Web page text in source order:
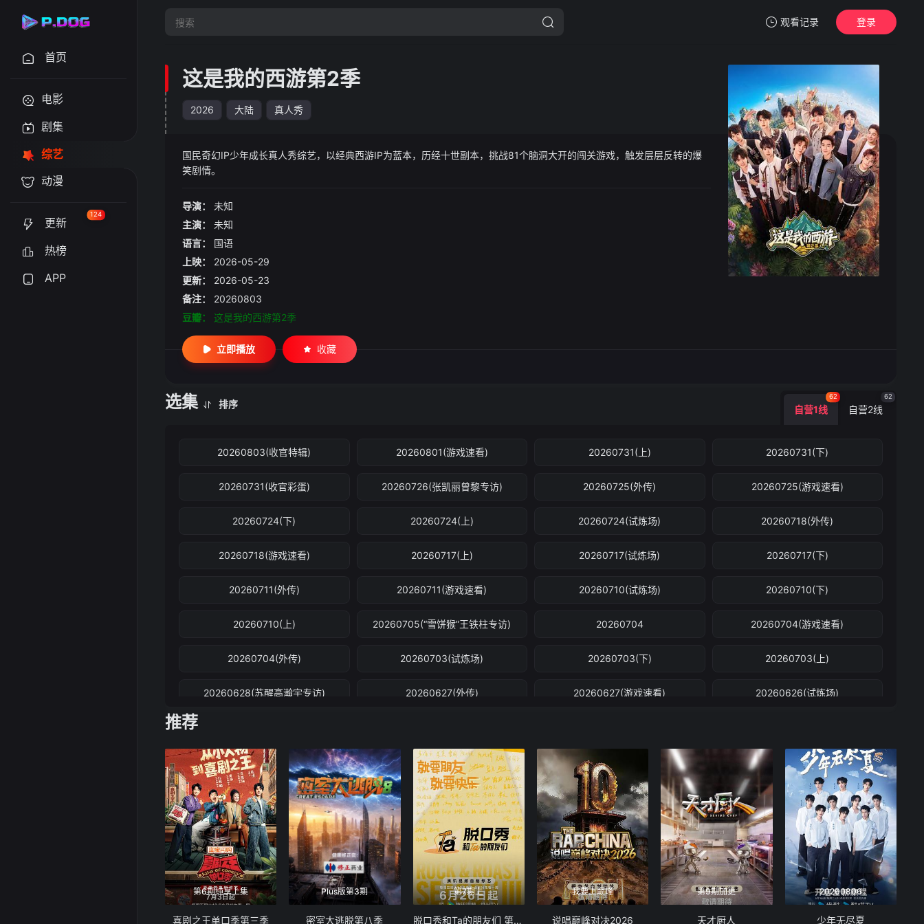
观看记录
暂无观看影片的记录
登录
首页
电影
剧集
综艺
动漫
更新
124
热榜
APP
这是我的西游第2季
2026 大陆 真人秀
国民奇幻IP少年成长真人秀综艺，以经典西游IP为蓝本，历经十世副本，挑战81个脑洞大开的闯关游戏，触发层层反转的爆
笑剧情。
导演：
未知
主演：
未知
语言：
国语
上映：
2026-05-29
更新：
2026-05-23
备注：
20260803
豆瓣：
这是我的西游第2季
立即播放 收藏
选集 排序 自营1线
62
自营2线
62
20260803(收官特辑) 20260801(游戏速看) 20260731(上) 20260731(下)
20260731(收官彩蛋) 20260726(张凯丽曾黎专访) 20260725(外传) 20260725(游戏速看)
20260724(下) 20260724(上) 20260724(试炼场) 20260718(外传)
20260718(游戏速看) 20260717(上) 20260717(试炼场) 20260717(下)
20260711(外传) 20260711(游戏速看) 20260710(试炼场) 20260710(下)
20260710(上) 20260705(“雪饼猴”王铁柱专访) 20260704 20260704(游戏速看)
20260704(外传) 20260703(试炼场) 20260703(下) 20260703(上)
20260628(苏醒高瀚宇专访) 20260627(外传) 20260627(游戏速看) 20260626(试炼场)
20260620(游戏速看) 20260619(上) 20260619(试炼场) 20260619(下)
20260614(邵兵于洋专访) 20260613(外传) 20260613(游戏速看) 20260612(试炼场)
20260612(上) 20260612(下) 20260607(谢依霖专访) 20260606(外传)
20260606(游戏速看) 20260605 20260605(试炼场) 20260605(下)
20260605(上) 20260531(时代少年团专访) 20260530(外传) 20260530(游戏速看)
推荐
第6期纯享上集
喜剧之王单口季第三季
Plus版第3期
密室大逃脱第八季
第7期上
脱口秀和Ta的朋友们 第三季
我要上巅峰
说唱巅峰对决2026
第9期加更
天才厨人
20260806
少年无尽夏